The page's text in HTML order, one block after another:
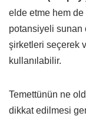
elde etme hem
potansiyeli sunan
şirketleri seçerek
kullanılabilir.
Temettünün ne
dikkat edilmesi